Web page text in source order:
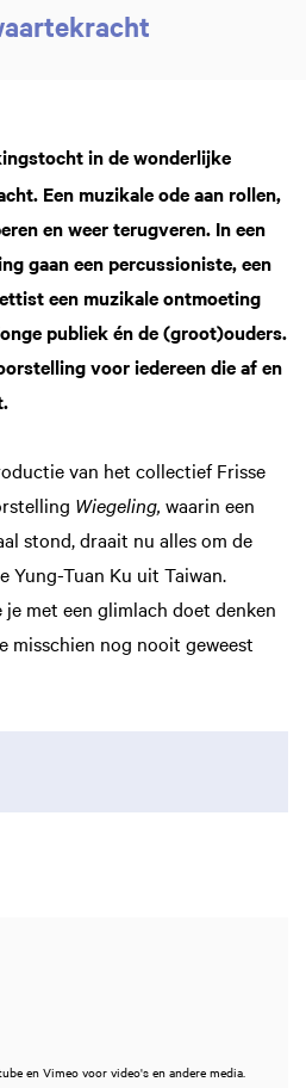
in de wonderlijke
Een muzikale ode aan rollen,
en weer terugveren. In een
gaan een percussioniste, een
een muzikale ontmoeting
publiek én de (groot)ouders.
voor iedereen die af en
van het collectief Frisse
Wiegeling, waarin een
stond, draait nu alles om de
Yung-Tuan Ku uit Taiwan.
met een glimlach doet denken
misschien nog nooit geweest
en Vimeo voor video's en andere media.